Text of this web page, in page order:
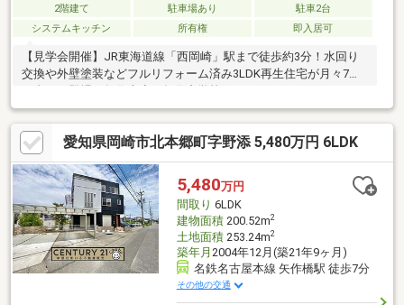
2階建て 駐車場あり
駐車2台
システムキッチン
所有権 即入居可
【見学会開催】JR東海道線「西岡崎」駅まで徒歩約3分！水回り
交換や外壁塗装などフルリフォーム済み3LDK再生住宅が月々7万
円台から登場！矢作南小、矢作中学校エリア！
愛知県岡崎市北本郷町字野添 5,480万円 6LDK
5,480万円
間取り 6LDK
建物面積200.52m2
土地面積253.24m2
築年月 2004年12月(築21年9ヶ月)
名鉄名古屋本線 矢作橋駅 徒歩7分
その他の交通